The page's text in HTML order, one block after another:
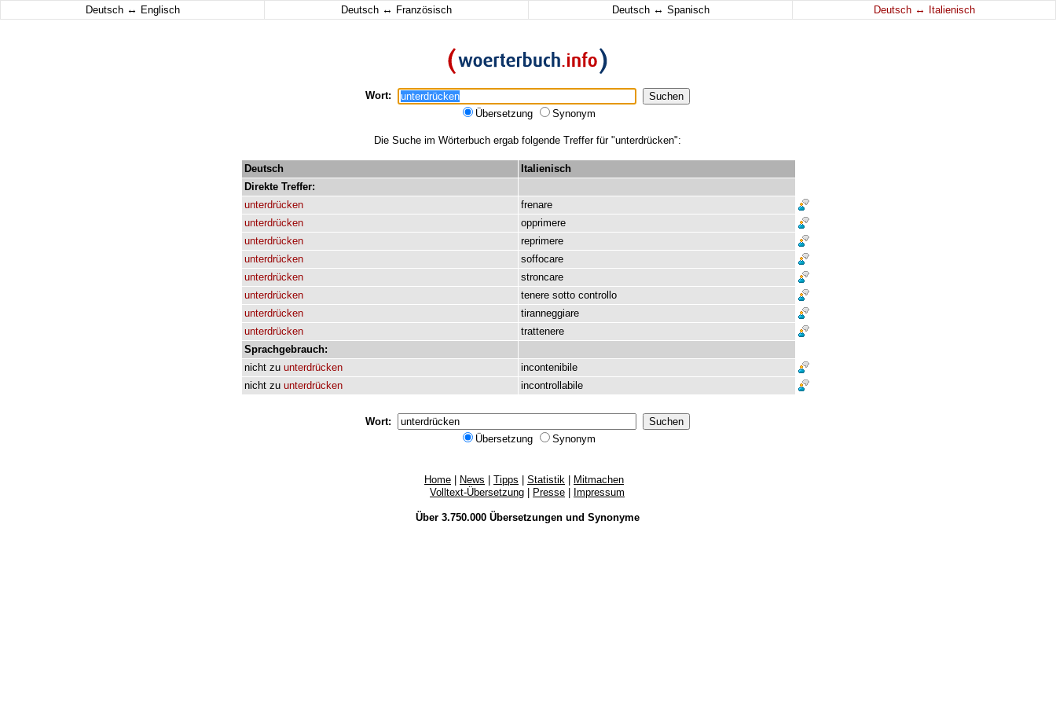
Deutsch ↔ Englisch Deutsch ↔ Französisch Deutsch ↔ Spanisch Deutsch ↔ Italienisch
Wort:
Übersetzung
Synonym
Die Suche im Wörterbuch ergab folgende Treffer für "unterdrücken":
Deutsch
Italienisch
Direkte Treffer:
unterdrücken
frenare
unterdrücken
opprimere
unterdrücken
reprimere
unterdrücken
soffocare
unterdrücken
stroncare
unterdrücken
tenere sotto controllo
unterdrücken
tiranneggiare
unterdrücken
trattenere
Sprachgebrauch:
nicht zu unterdrücken
incontenibile
nicht zu unterdrücken incontrollabile
Wort:
Übersetzung
Synonym
Home News Tipps Statistik
Mitmachen
Volltext-Übersetzung
Presse Impressum
Über 3.750.000 Übersetzungenund Synonyme